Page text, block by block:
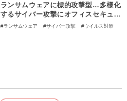
ランサムウェアに標的攻撃型…多様化
するサイバー攻撃にオフィスセキュリ
ティはどうあるべき？
#ランサムウェア #サイバー攻撃
#ウイルス対策